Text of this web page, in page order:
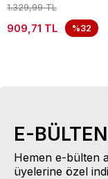
1.329,99 TL
909,71 TL %32
E-BÜLTEN
Hemen e-bülten
üyelerine özel